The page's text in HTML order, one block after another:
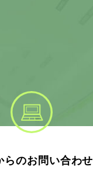
らのお問い合わせ